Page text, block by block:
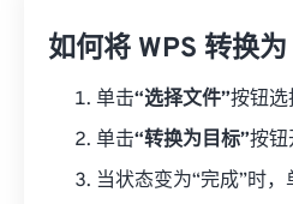
如何将 WPS 转换为
单击“选择文件”按钮选
单击“转换为目标”按钮
当状态变为“完成”时，